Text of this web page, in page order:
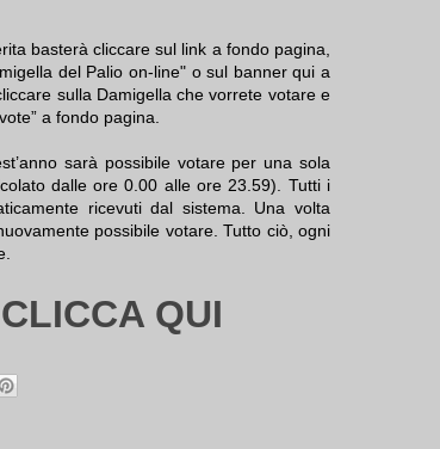
basterà cliccare sul link a fondo pagina,
del Palio on-line" o sul banner qui a
sulla Damigella che vorrete votare e
a fondo pagina.
sarà possibile votare per una sola
dalle ore 0.00 alle ore 23.59). Tutti i
ricevuti dal sistema. Una volta
possibile votare. Tutto ciò, ogni
QUI